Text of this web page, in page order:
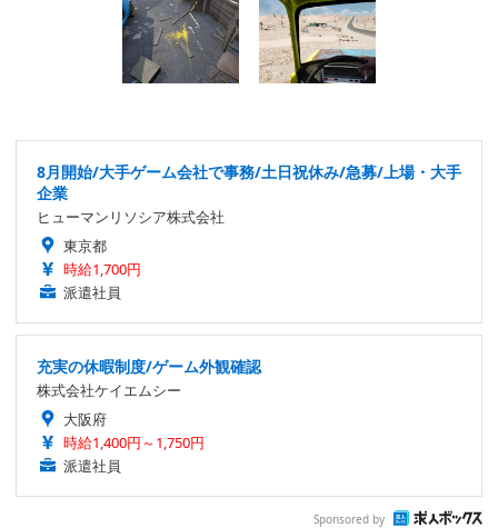
8月開始/大手ゲーム会社で事務/土日祝休み/急募/上場・大手
企業
ヒューマンリソシア株式会社
東京都
時給1,700円
派遣社員
充実の休暇制度/ゲーム外観確認
株式会社ケイエムシー
大阪府
時給1,400円～1,750円
派遣社員
Sponsored by